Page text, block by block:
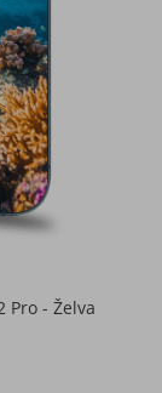
Pro - Želva